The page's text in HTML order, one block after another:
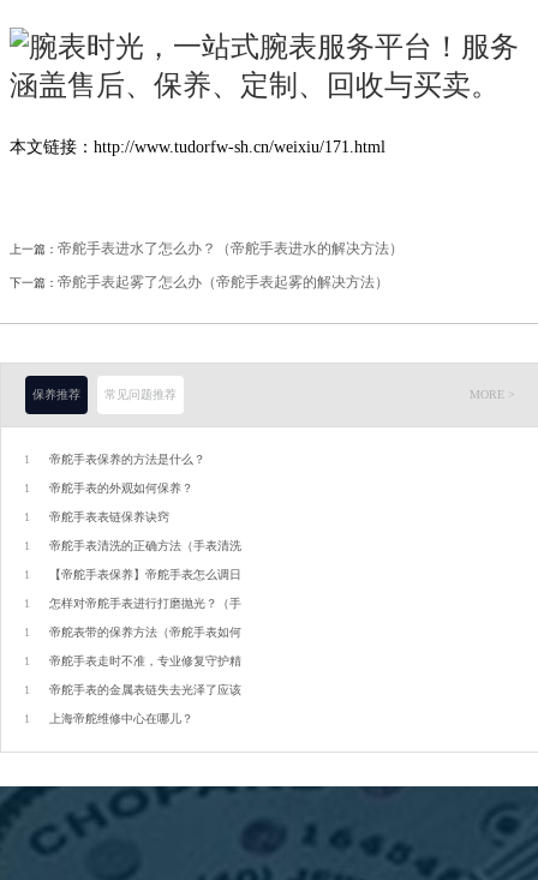
本文链接：http://www.tudorfw-sh.cn/weixiu/171.html
上一篇： 帝舵手表进水了怎么办？（帝舵手表进水的解决方法）
下一篇： 帝舵手表起雾了怎么办（帝舵手表起雾的解决方法）
保养推荐 常见问题推荐 MORE >
1 帝舵手表保养的方法是什么？
1 帝舵手表的外观如何保养？
1 帝舵手表表链保养诀窍
1 帝舵手表清洗的正确方法（手表清洗
1 【帝舵手表保养】帝舵手表怎么调日
1 怎样对帝舵手表进行打磨抛光？（手
1 帝舵表带的保养方法（帝舵手表如何
1 帝舵手表走时不准，专业修复守护精
1 帝舵手表的金属表链失去光泽了应该
1 上海帝舵维修中心在哪儿？